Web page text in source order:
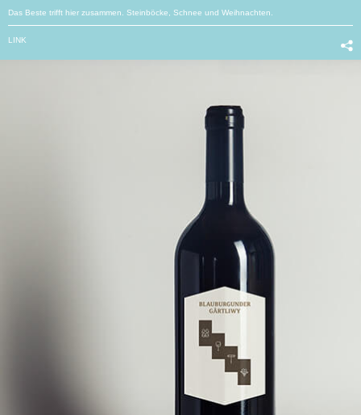
Das Beste trifft hier zusammen. Steinböcke, Schnee und Weihnachten.
LINK